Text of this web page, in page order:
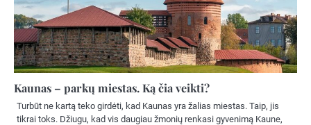
Kaunas – parkų miestas. Ką čia veikti?
Turbūt ne kartą teko girdėti, kad Kaunas yra žalias miestas. Taip, jis
tikrai toks. Džiugu, kad vis daugiau žmonių renkasi gyvenimą Kaune,